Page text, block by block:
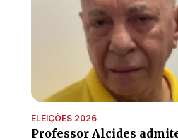
ELEIÇÕES 2026
Professor Alcides